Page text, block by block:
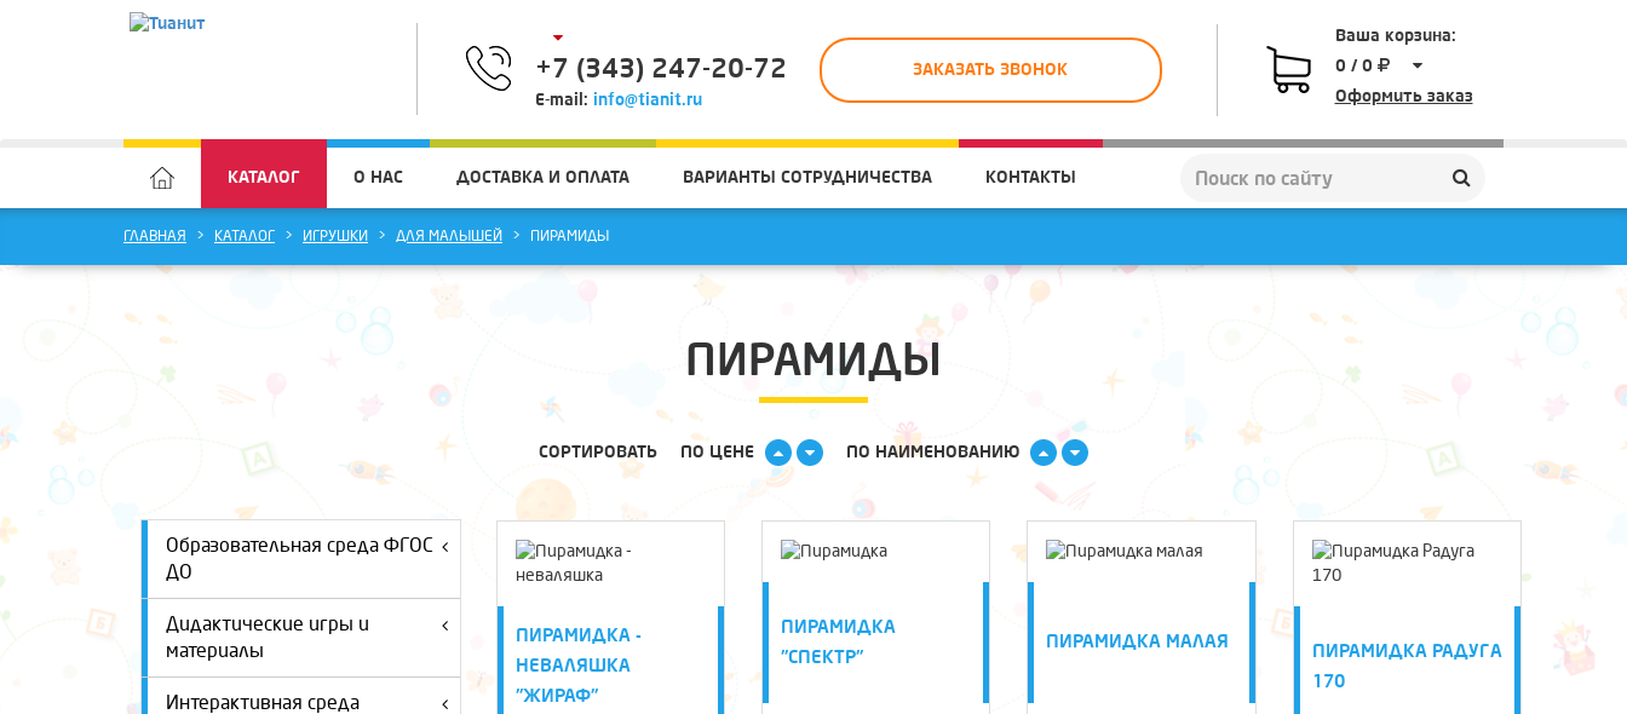
+7 (343) 247-20-72
E-mail: info@tianit.ru
ЗАКАЗАТЬ ЗВОНОК
Ваша корзина:
0 / 0
Оформить заказ
КАТАЛОГ О НАС ДОСТАВКА И ОПЛАТА ВАРИАНТЫ СОТРУДНИЧЕСТВА КОНТАКТЫ
ГЛАВНАЯ КАТАЛОГ ИГРУШКИ ДЛЯ МАЛЫШЕЙ ПИРАМИДЫ
ПИРАМИДЫ
СОРТИРОВАТЬ ПО ЦЕНЕ ПО НАИМЕНОВАНИЮ
Образовательная среда ФГОС
ДО
Дидактические игры и
материалы
Интерактивная среда
ПИРАМИДКА -
НЕВАЛЯШКА
"ЖИРАФ"
ПИРАМИДКА
"CПЕКТР"
ПИРАМИДКА МАЛАЯ
ПИРАМИДКА РАДУГА
170